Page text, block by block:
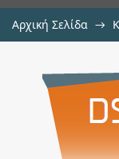
Αρχική Σελίδα →
χώρο: το